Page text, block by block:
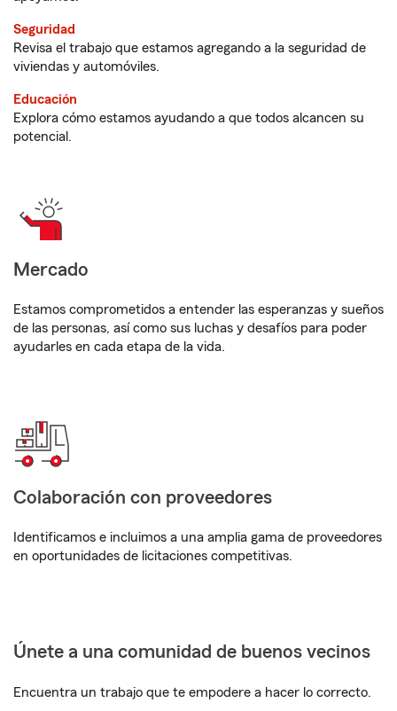
Seguridad
Revisa el trabajo que estamos agregando a la seguridad de
viviendas y automóviles.
Educación
Explora cómo estamos ayudando a que todos alcancen su
potencial.
Mercado
Estamos comprometidos a entender las esperanzas y sueños
de las personas, así como sus luchas y desafíos para poder
ayudarles en cada etapa de la vida.
Colaboración con proveedores
Identificamos e incluimos a una amplia gama de proveedores
en oportunidades de licitaciones competitivas.
Únete a una comunidad de buenos vecinos
Encuentra un trabajo que te empodere a hacer lo correcto.